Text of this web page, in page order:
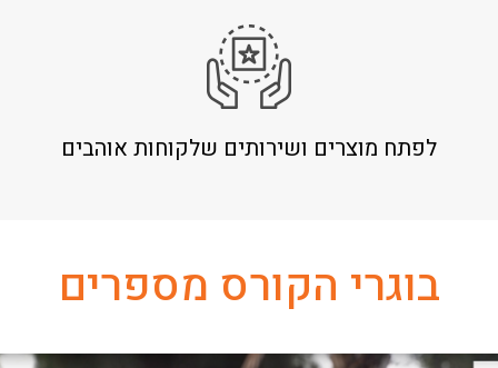
לפתח מוצרים ושירותים שלקוחות אוהבים
בוגרי הקורס מספרים